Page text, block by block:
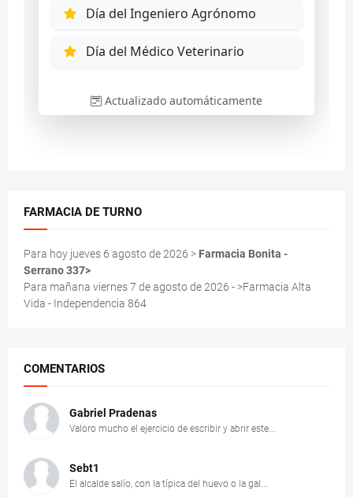
FARMACIA DE TURNO
Para hoy jueves 6 agosto de 2026 > Farmacia Bonita -
Serrano 337>
Para mañana viernes 7 de agosto de 2026 - >Farmacia Alta
Vida - Independencia 864
COMENTARIOS
Gabriel Pradenas
Valoro mucho el ejercicio de escribir y abrir este...
Sebt1
El alcalde salío, con la típica del huevo o la gal...